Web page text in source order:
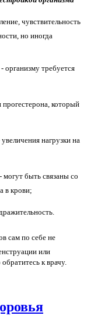
чувствительность
но иногда
организму требуется
прогестерона, который
нагрузки на
быть связаны со
в крови;
сам по себе не
или
к врачу.